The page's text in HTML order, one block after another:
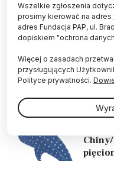
Wszelkie zgłoszenia
prosimy kierować na adres
adres Fundacja PAP, ul.
dopiskiem "ochrona
Więcej o zasadach
przysługujących
Polityce prywatności.